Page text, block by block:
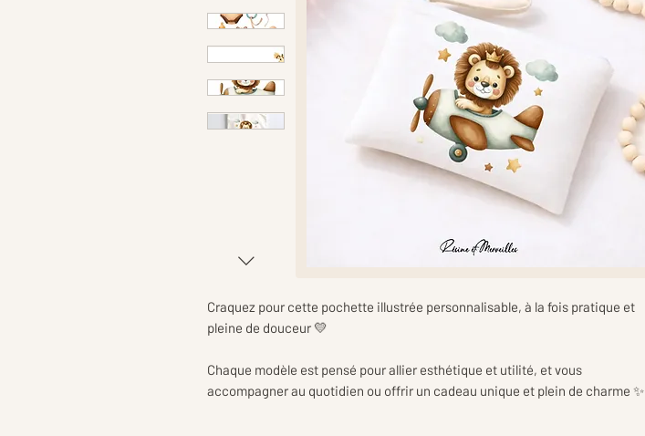
Craquez pour cette pochette illustrée personnalisable, à la fois pratique et
pleine de douceur 💛
Chaque modèle est pensé pour allier esthétique et utilité, et vous
accompagner au quotidien ou offrir un cadeau unique et plein de charme ✨